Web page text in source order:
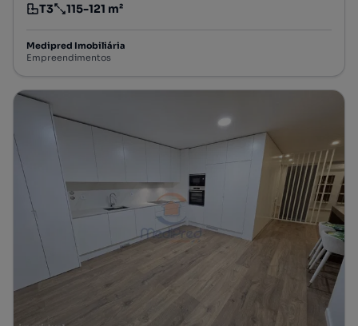
Tipologia
T3
Preço por metro quadrado
115-121 m²
Medipred Imobiliária
Empreendimentos